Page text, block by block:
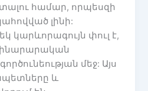
համար, որպեսզի
լինի:
կարևորագույն փուլ է,
մեջ: Այս
և